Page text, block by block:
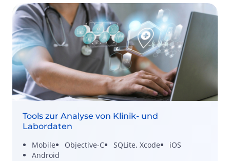
Tools zur Analyse von Klinik- und
Labordaten
Mobile
Objective-C SQLite, Xcode
iOS
Android